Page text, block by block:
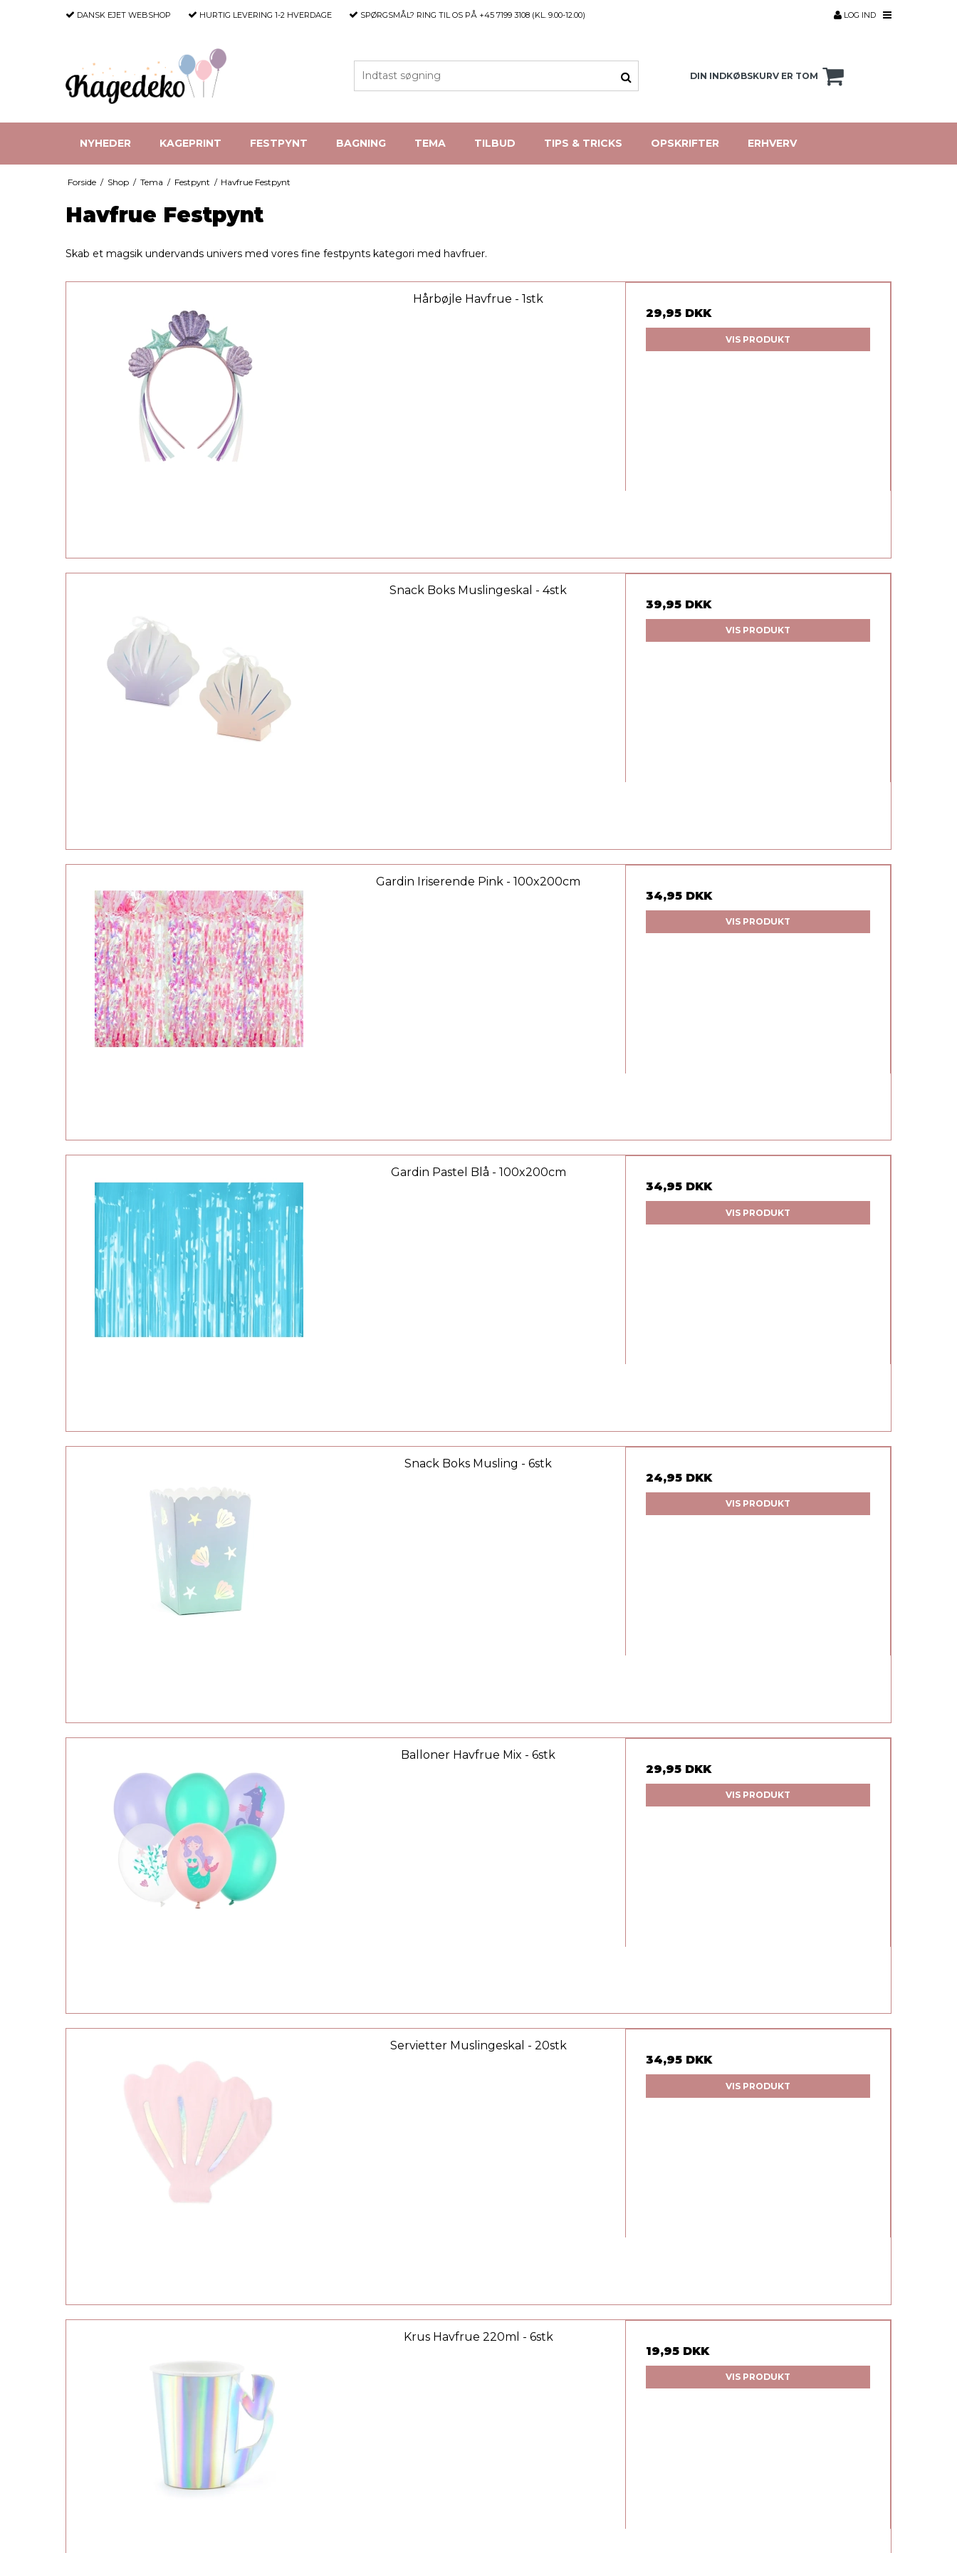
DANSK EJET WEBSHOP HURTIG LEVERING 1-2 HVERDAGE SPØRGSMÅL? RING TIL OS PÅ +45 7199 3108 (KL. 9.00-12.00) LOG IND
DIN INDKØBSKURV ER TOM
NYHEDER KAGEPRINT FESTPYNT BAGNING TEMA TILBUD TIPS & TRICKS OPSKRIFTER ERHVERV
Forside / Shop / Tema / Festpynt / Havfrue Festpynt
Havfrue Festpynt
Skab et magsik undervands univers med vores fine festpynts kategori med havfruer.
Hårbøjle Havfrue - 1stk
29,95 DKK
VIS PRODUKT
Snack Boks Muslingeskal - 4stk
39,95 DKK
VIS PRODUKT
Gardin Iriserende Pink - 100x200cm
34,95 DKK
VIS PRODUKT
Gardin Pastel Blå - 100x200cm
34,95 DKK
VIS PRODUKT
Snack Boks Musling - 6stk
24,95 DKK
VIS PRODUKT
Balloner Havfrue Mix - 6stk
29,95 DKK
VIS PRODUKT
Servietter Muslingeskal - 20stk
34,95 DKK
VIS PRODUKT
Krus Havfrue 220ml - 6stk
19,95 DKK
VIS PRODUKT